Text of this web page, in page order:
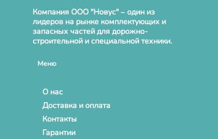
Компания ООО "Новус" – один из
лидеров на рынке комплектующих и
запасных частей для дорожно-
строительной и специальной техники.
Меню
О нас
Доставка и оплата
Контакты
Гарантии